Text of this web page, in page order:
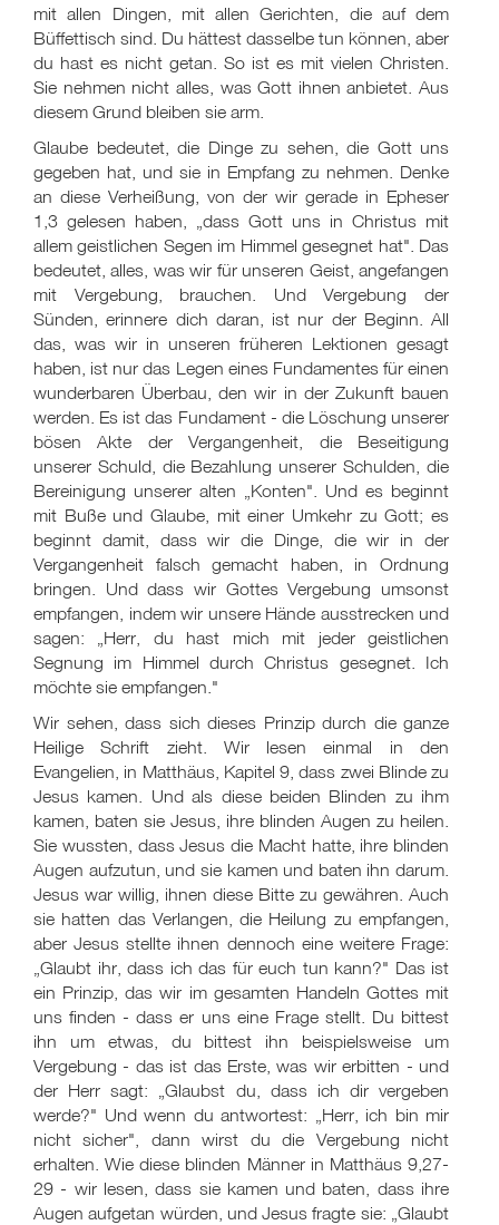
mit allen Dingen, mit allen Gerichten, die auf dem
Büffettisch sind. Du hättest dasselbe tun können, aber
du hast es nicht getan. So ist es mit vielen Christen.
Sie nehmen nicht alles, was Gott ihnen anbietet. Aus
diesem Grund bleiben sie arm.
Glaube bedeutet, die Dinge zu sehen, die Gott uns
gegeben hat, und sie in Empfang zu nehmen. Denke
an diese Verheißung, von der wir gerade in Epheser
1,3 gelesen haben, „dass Gott uns in Christus mit
allem geistlichen Segen im Himmel gesegnet hat". Das
bedeutet, alles, was wir für unseren Geist, angefangen
mit Vergebung, brauchen. Und Vergebung der
Sünden, erinnere dich daran, ist nur der Beginn. All
das, was wir in unseren früheren Lektionen gesagt
haben, ist nur das Legen eines Fundamentes für einen
wunderbaren Überbau, den wir in der Zukunft bauen
werden. Es ist das Fundament - die Löschung unserer
bösen Akte der Vergangenheit, die Beseitigung
unserer Schuld, die Bezahlung unserer Schulden, die
Bereinigung unserer alten „Konten". Und es beginnt
mit Buße und Glaube, mit einer Umkehr zu Gott; es
beginnt damit, dass wir die Dinge, die wir in der
Vergangenheit falsch gemacht haben, in Ordnung
bringen. Und dass wir Gottes Vergebung umsonst
empfangen, indem wir unsere Hände ausstrecken und
sagen: „Herr, du hast mich mit jeder geistlichen
Segnung im Himmel durch Christus gesegnet. Ich
möchte sie empfangen."
Wir sehen, dass sich dieses Prinzip durch die ganze
Heilige Schrift zieht. Wir lesen einmal in den
Evangelien, in Matthäus, Kapitel 9, dass zwei Blinde zu
Jesus kamen. Und als diese beiden Blinden zu ihm
kamen, baten sie Jesus, ihre blinden Augen zu heilen.
Sie wussten, dass Jesus die Macht hatte, ihre blinden
Augen aufzutun, und sie kamen und baten ihn darum.
Jesus war willig, ihnen diese Bitte zu gewähren. Auch
sie hatten das Verlangen, die Heilung zu empfangen,
aber Jesus stellte ihnen dennoch eine weitere Frage:
„Glaubt ihr, dass ich das für euch tun kann?" Das ist
ein Prinzip, das wir im gesamten Handeln Gottes mit
uns finden - dass er uns eine Frage stellt. Du bittest
ihn um etwas, du bittest ihn beispielsweise um
Vergebung - das ist das Erste, was wir erbitten - und
der Herr sagt: „Glaubst du, dass ich dir vergeben
werde?" Und wenn du antwortest: „Herr, ich bin mir
nicht sicher", dann wirst du die Vergebung nicht
erhalten. Wie diese blinden Männer in Matthäus 9,27-
29 - wir lesen, dass sie kamen und baten, dass ihre
Augen aufgetan würden, und Jesus fragte sie: „Glaubt